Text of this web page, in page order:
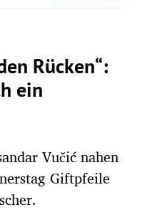
Rücken“:
ein
Vučić nahen
Giftpfeile